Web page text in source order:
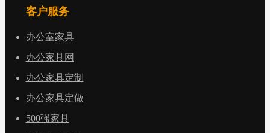
客户服务
办公室家具
办公家具网
办公家具定制
办公家具定做
500强家具